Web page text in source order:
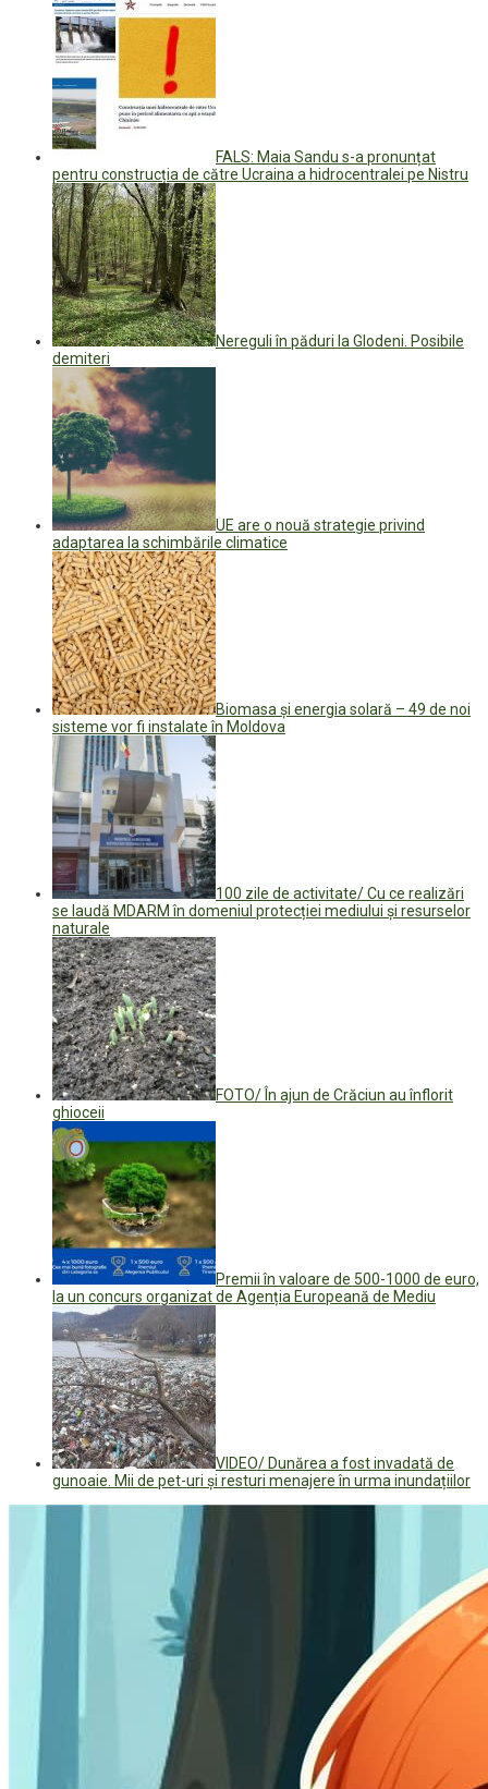
FALS: Maia Sandu s-a pronunțat
pentru construcția de către Ucraina a hidrocentralei pe Nistru
Nereguli în păduri la Glodeni. Posibile
demiteri
UE are o nouă strategie privind
adaptarea la schimbările climatice
Biomasa și energia solară – 49 de noi
sisteme vor fi instalate în Moldova
100 zile de activitate/ Cu ce realizări
se laudă MDARM în domeniul protecției mediului și resurselor
naturale
FOTO/ În ajun de Crăciun au înflorit
ghioceii
Premii în valoare de 500-1000 de euro,
la un concurs organizat de Agenția Europeană de Mediu
VIDEO/ Dunărea a fost invadată de
gunoaie. Mii de pet-uri și resturi menajere în urma inundațiilor